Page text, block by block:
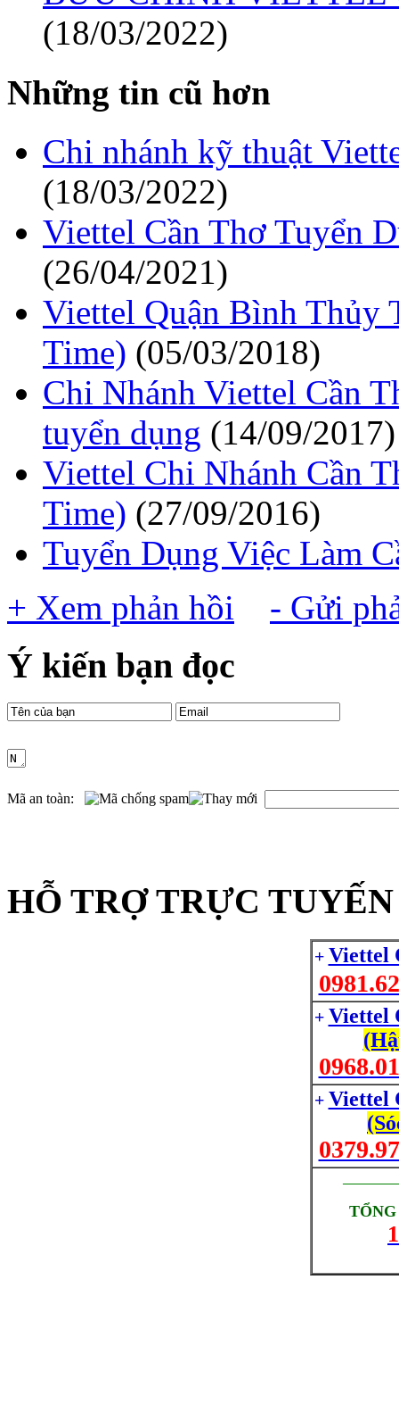
(18/03/2022)
Những tin cũ hơn
Chi nhánh kỹ thuật
(18/03/2022)
Viettel Cần Thơ Tuyển
(26/04/2021)
Viettel Quận Bình Thủy
Time) (05/03/2018)
Chi Nhánh Viettel Cần
tuyển dụng (14/09/2017)
Viettel Chi Nhánh Cần
Time) (27/09/2016)
Tuyển Dụng Việc Làm
+ Xem phản hồi
- Gửi
Ý kiến bạn đọc
Mã an toàn:
HỖ TRỢ TRỰC TUYẾN
+ Viettel
+ Viettel
+ Viettel